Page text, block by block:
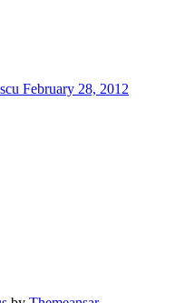
February 28, 2012